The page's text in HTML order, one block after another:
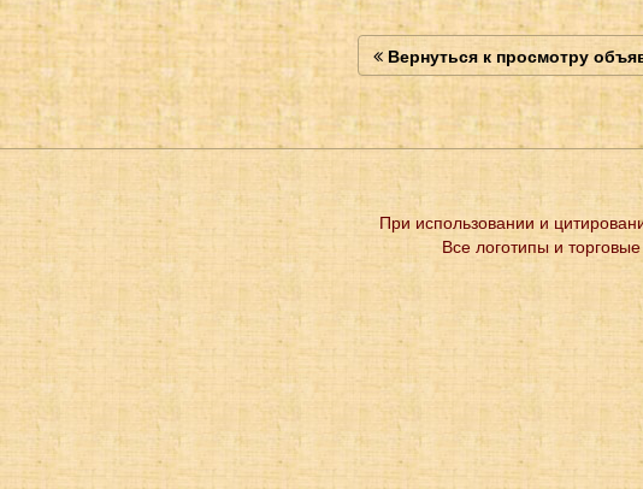
Вернуться к просмотру
При использовании и
Все логотипы и